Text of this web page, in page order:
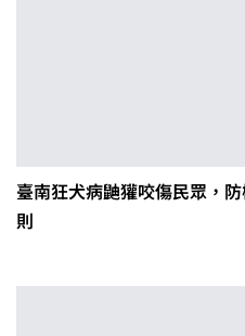
臺南狂犬病鼬獾咬傷民眾，
則